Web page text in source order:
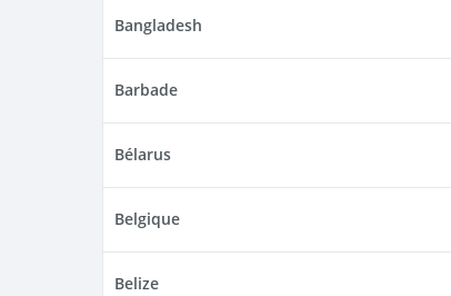
Bangladesh
Barbade
Bélarus
Belgique
Belize